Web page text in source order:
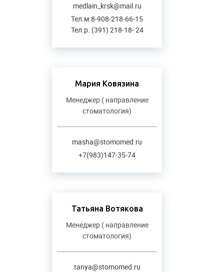
medlain_krsk@mail.ru
Тел.м.8-908-218-66-15
Тел.р. (391) 218-18- 24
Мария Ковязина
Менеджер ( направление
стоматология)
masha@stomomed.ru
+7(983)147-35-74
Татьяна Вотякова
Менеджер ( направление
стоматология)
tanya@stomomed.ru